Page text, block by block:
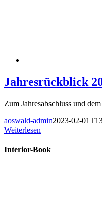
Jahresrückblick
Zum Jahresabschluss und
aoswald-admin2023-02-
Weiterlesen
Interior-Book